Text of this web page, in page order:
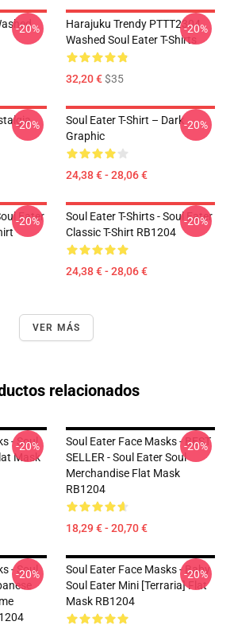
-20%
Harajuku Trendy PTTT2304
Washed Soul Eater T-Shirts
32,20 €$35
-20%
-20%
Soul Eater T-Shirt – Dark
Graphic
24,38 € - 28,06 €
-20%
Eater
-20%
Soul Eater T-Shirts - Soul Eater
Classic T-Shirt RB1204
24,38 € - 28,06 €
-20%
VER MÁS
relacionados
- Soul
Mask
-20%
Soul Eater Face Masks - BEST
SELLER - Soul Eater Soul
Merchandise Flat Mask
RB1204
18,29 € - 20,70 €
-20%
- Soul
-20%
Soul Eater Face Masks - Baby
Soul Eater Mini [Terraria] Flat
Mask RB1204
-20%